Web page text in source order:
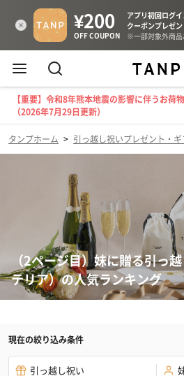
【重要】令和8年熊本地震の影響に伴うお荷
（2026年7月29日更新）
タンプホーム > 引っ越し祝いプレゼント・ギ
（2ページ目）妹に贈る引っ
テリア）の人気ランキング
現在の絞り込み条件
引っ越し祝い